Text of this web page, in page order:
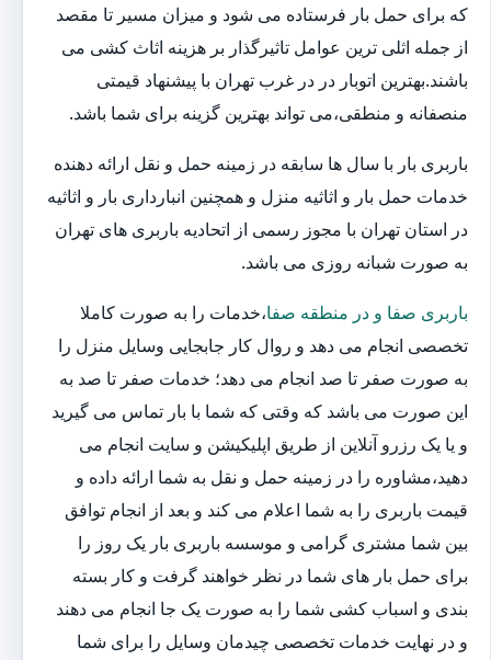
که برای حمل بار فرستاده می شود و میزان مسیر تا مقصد
از جمله اثلی ترین عوامل تاثیرگذار بر هزینه اثاث کشی می
باشند.بهترین اتوبار در در غرب تهران با پیشنهاد قیمتی
منصفانه و منطقی،می تواند بهترین گزینه برای شما باشد.
باربری بار با سال ها سابقه در زمینه حمل و نقل ارائه دهنده
خدمات حمل بار و اثاثیه منزل و همچنین انبارداری بار و اثاثیه
در استان تهران با مجوز رسمی از اتحادیه باربری های تهران
به صورت شبانه روزی می باشد.
باربری صفا و در منطقه صفا،خدمات را به صورت کاملا
تخصصی انجام می دهد و روال کار جابجایی وسایل منزل را
به صورت صفر تا صد انجام می دهد؛ خدمات صفر تا صد به
این صورت می باشد که وقتی که شما با بار تماس می گیرید
و یا یک رزرو آنلاین از طریق اپلیکیشن و سایت انجام می
دهید،مشاوره را در زمینه حمل و نقل به شما ارائه داده و
قیمت باربری را به شما اعلام می کند و بعد از انجام توافق
بین شما مشتری گرامی و موسسه باربری بار یک روز را
برای حمل بار های شما در نظر خواهند گرفت و کار بسته
بندی و اسباب کشی شما را به صورت یک جا انجام می دهند
و در نهایت خدمات تخصصی چیدمان وسایل را برای شما